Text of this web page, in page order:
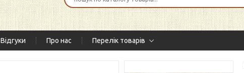
Відгуки Про нас Перелік товарів